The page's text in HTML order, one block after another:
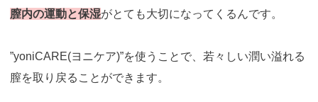
膣内の運動と保湿がとても大切になってくるんです。
”yoniCARE(ヨニケア)”を使うことで、若々しい潤い溢れる
膣を取り戻ることができます。